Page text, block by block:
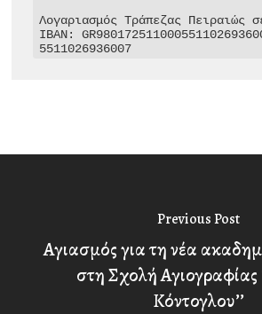
Λογαριασμός Τράπεζας
IBAN:
5511026936007
Previous Post
Αγιασμός για τη νέα
στη Σχολή Αγιογραφίας
Κόντογλου’’